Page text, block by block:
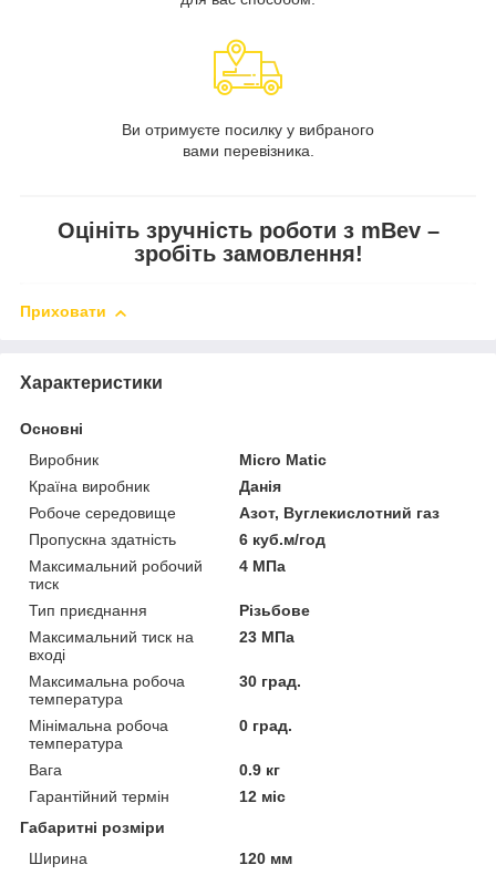
Ви отримуєте посилку у вибраного
вами перевізника.
Оцініть зручність роботи з mBev –
зробіть замовлення!
Приховати
Характеристики
Основні
Виробник
Micro Matic
Країна виробник
Данія
Робоче середовище
Азот, Вуглекислотний газ
Пропускна здатність
6 куб.м/год
Максимальний робочий
тиск
4 МПа
Тип приєднання
Різьбове
Максимальний тиск на
вході
23 МПа
Максимальна робоча
температура
30 град.
Мінімальна робоча
температура
0 град.
Вага
0.9 кг
Гарантійний термін
12 міс
Габаритні розміри
Ширина
120 мм